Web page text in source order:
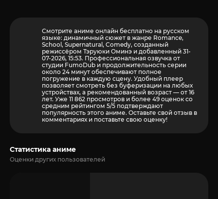
Смотрите аниме онлайн бесплатно на русском
языке: динамичный сюжет в жанре Romance,
School, Supernatural, Comedy, созданный
режиссёром Тэруюки Оминэ и добавленный 31-
07-2026, 15:53. Профессиональная озвучка от
студии FumoDub и продолжительность серии
около 24 минут обеспечивают полное
погружение в каждую сцену. Удобный плеер
позволяет смотреть без буферизации на любых
устройствах, а рекомендованный возраст — от 16
лет. Уже 11 862 просмотров и более 49 оценок со
средним рейтингом 5/5 подтверждают
популярность этого аниме. Оставьте свой отзыв в
комментариях и поставьте свою оценку!
Статистика аниме
Оценки других пользователей